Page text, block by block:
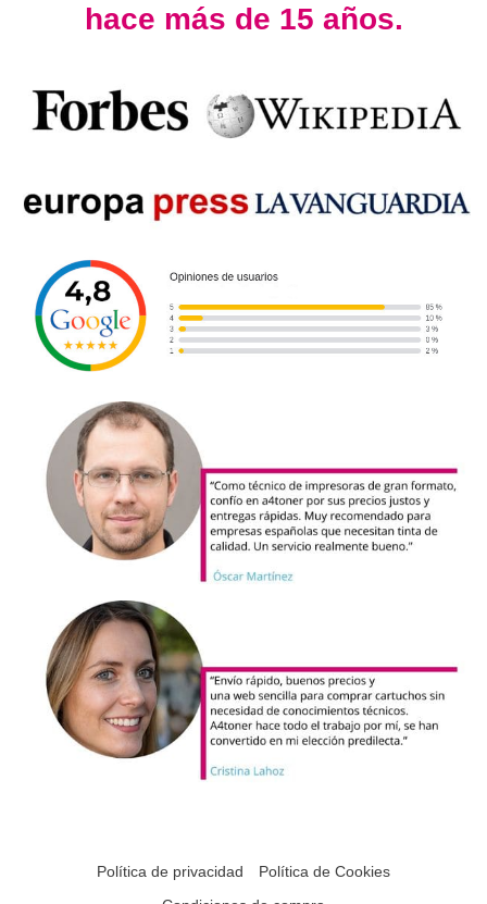
hace más de 15 años.
Política de privacidad
Política de Cookies